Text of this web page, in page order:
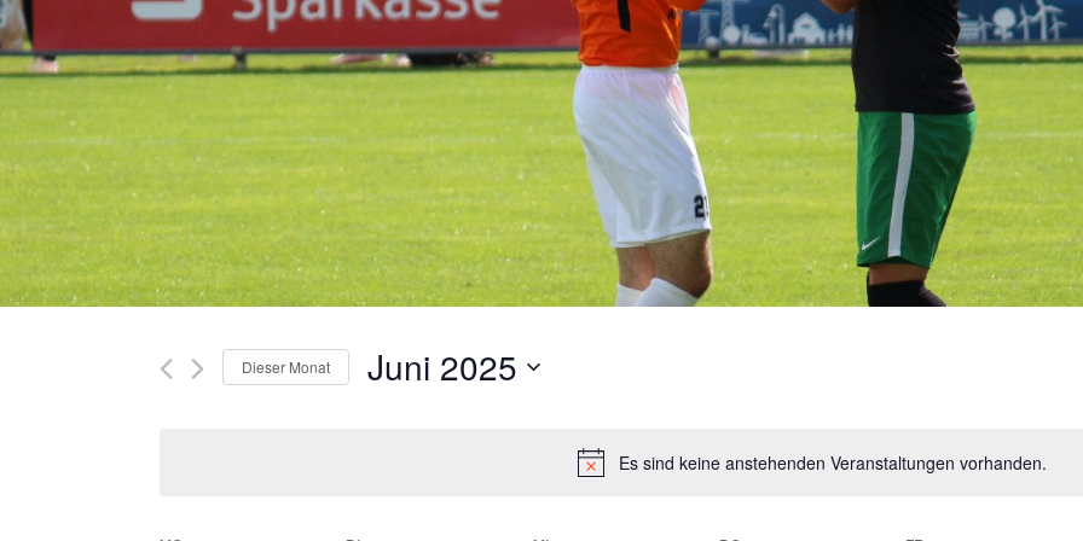
Es sind keine anstehenden Veranstaltungen vorhanden.
Dieser Monat Juni 2025